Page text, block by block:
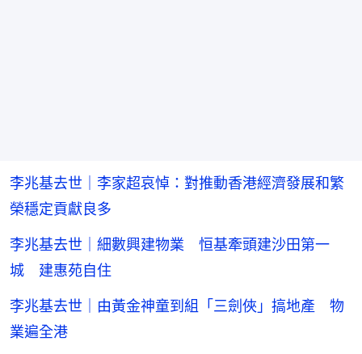
李兆基去世｜李家超哀悼：對推動香港經濟發展和繁
榮穩定貢獻良多
李兆基去世｜細數興建物業 恒基牽頭建沙田第一
城 建惠苑自住
李兆基去世｜由黃金神童到組「三劍俠」搞地產 物
業遍全港